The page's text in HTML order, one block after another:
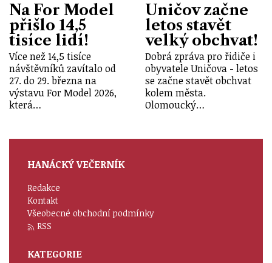
Na For Model
přišlo 14,5
tisíce lidí!
Více než 14,5 tisíce
návštěvníků zavítalo od
27. do 29. března na
výstavu For Model 2026,
která…
Uničov začne
letos stavět
velký obchvat!
Dobrá zpráva pro řidiče i
obyvatele Uničova - letos
se začne stavět obchvat
kolem města.
Olomoucký…
HANÁCKÝ VEČERNÍK
Redakce
Kontakt
Všeobecné obchodní podmínky
RSS
KATEGORIE